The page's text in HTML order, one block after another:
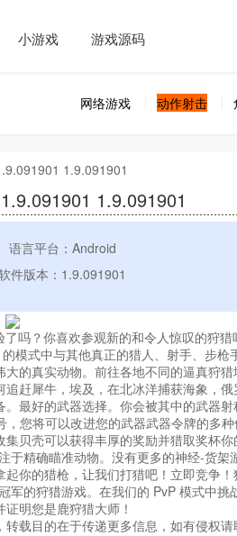
小游戏 游戏源码
网络游戏 动作射击
1.9.091901
1.9.091901
语言平台：Android
件版本：1.9.091901
吗？你喜欢参观新的和令人惊叹的狩
模式中与其他真正的猎人、射手、步枪
的真实动物。前往各地不同的逼真狩
赶犀牛，埃及，在北冰洋捕获海象，
最好的武器选择。你会被其中的武器
您将可以改进您的武器武器令牌的多
贝壳可以获得丰厚的奖励并猎取奖杯你
精确瞄准动物。没有更多的神经-货架
你的猎枪，让我们打猎吧！立即竞争
的狩猎游戏。在我们的 PvP 模式中挑
明您是鹿狩猎大师！
载目的在于传递更多信息，如有侵权请